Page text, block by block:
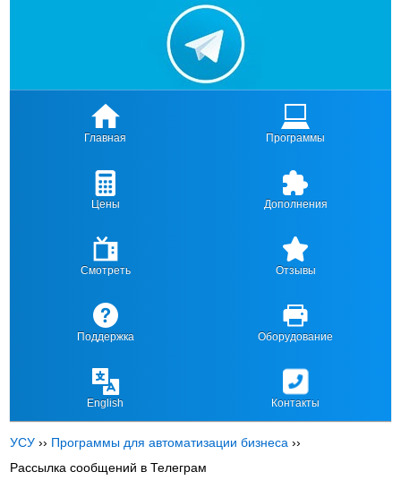
Главная Программы
Цены Дополнения
Смотреть Отзывы
Поддержка Оборудование
English Контакты
УСУ ›› Программы для автоматизации бизнеса ››
Рассылка сообщений в Телеграм